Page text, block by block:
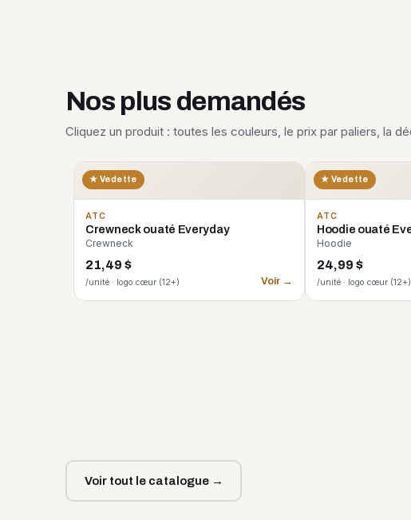
Nos plus demandés
Cliquez un produit : toutes les couleurs, le prix par paliers, la
★ Vedette
ATC
Crewneck ouaté Everyday
Crewneck
21,49 $
/unité · logo cœur (12+) Voir →
★ Vedette
ATC
Hoodie ouaté
Hoodie
24,99 $
/unité · logo cœur (12+)
Voir tout le catalogue →